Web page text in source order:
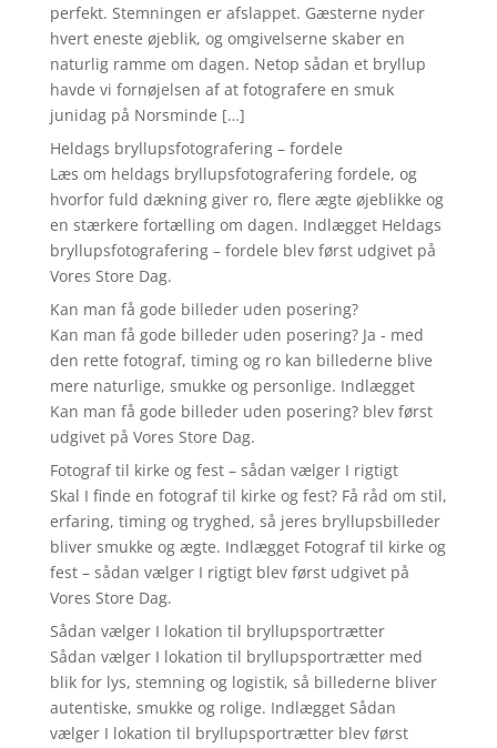
perfekt. Stemningen er afslappet. Gæsterne nyder
hvert eneste øjeblik, og omgivelserne skaber en
naturlig ramme om dagen. Netop sådan et bryllup
havde vi fornøjelsen af at fotografere en smuk
junidag på Norsminde […]
Heldags bryllupsfotografering – fordele
Læs om heldags bryllupsfotografering fordele, og
hvorfor fuld dækning giver ro, flere ægte øjeblikke og
en stærkere fortælling om dagen. Indlægget Heldags
bryllupsfotografering – fordele blev først udgivet på
Vores Store Dag.
Kan man få gode billeder uden posering?
Kan man få gode billeder uden posering? Ja - med
den rette fotograf, timing og ro kan billederne blive
mere naturlige, smukke og personlige. Indlægget
Kan man få gode billeder uden posering? blev først
udgivet på Vores Store Dag.
Fotograf til kirke og fest – sådan vælger I rigtigt
Skal I finde en fotograf til kirke og fest? Få råd om stil,
erfaring, timing og tryghed, så jeres bryllupsbilleder
bliver smukke og ægte. Indlægget Fotograf til kirke og
fest – sådan vælger I rigtigt blev først udgivet på
Vores Store Dag.
Sådan vælger I lokation til bryllupsportrætter
Sådan vælger I lokation til bryllupsportrætter med
blik for lys, stemning og logistik, så billederne bliver
autentiske, smukke og rolige. Indlægget Sådan
vælger I lokation til bryllupsportrætter blev først